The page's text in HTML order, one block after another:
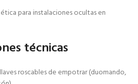
para instalaciones ocultas en
técnicas
roscables de empotrar (duomando,